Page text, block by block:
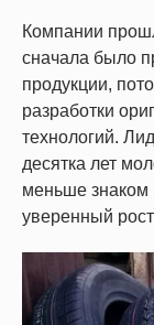
Компании
сначала было
продукции,
разработки
технологий.
десятка лет
меньше знаком
уверенный